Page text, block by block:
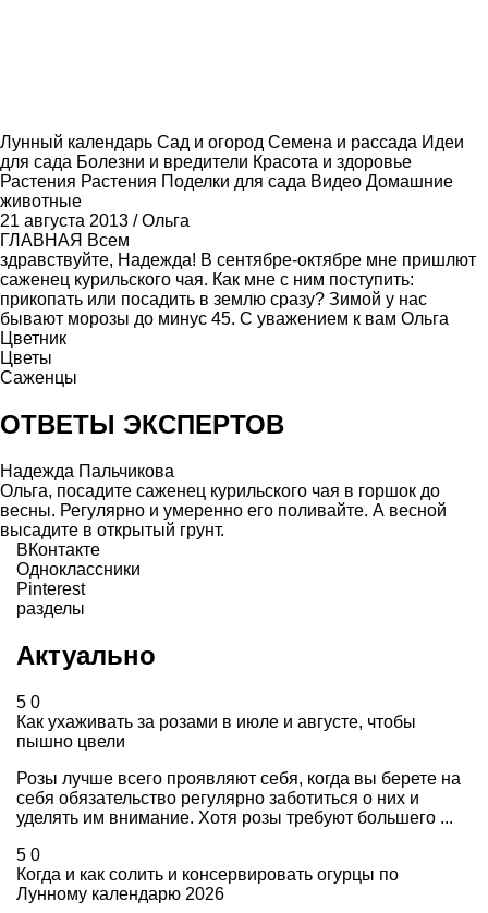
Лунный календарь Сад и огород Семена и рассада Идеи
для сада Болезни и вредители Красота и здоровье
Растения Растения Поделки для сада Видео Домашние
животные
21 августа 2013 /Ольга
ГЛАВНАЯ Всем
здравствуйте, Надежда! В сентябре-октябре мне пришлют
саженец курильского чая. Как мне с ним поступить:
прикопать или посадить в землю сразу? Зимой у нас
бывают морозы до минус 45. С уважением к вам Ольга
Цветник
Цветы
Саженцы
ОТВЕТЫ ЭКСПЕРТОВ
Надежда Пальчикова
Ольга, посадите саженец курильского чая в горшок до
весны. Регулярно и умеренно его поливайте. А весной
высадите в открытый грунт.
ВКонтакте
Одноклассники
Pinterest
разделы
Актуально
5 0
Как ухаживать за розами в июле и августе, чтобы
пышно цвели
Розы лучше всего проявляют себя, когда вы берете на
себя обязательство регулярно заботиться о них и
уделять им внимание. Хотя розы требуют большего ...
5 0
Когда и как солить и консервировать огурцы по
Лунному календарю 2026